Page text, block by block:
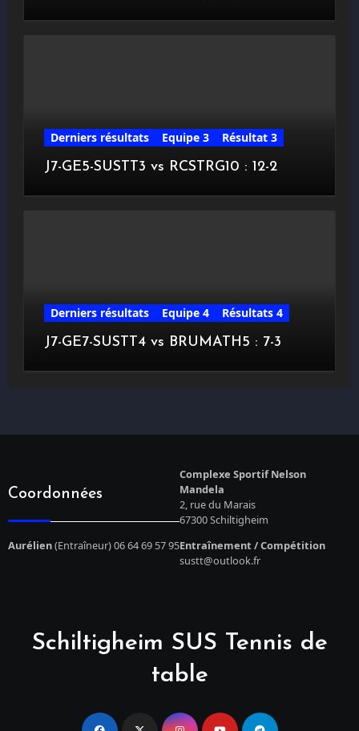
Derniers résultats Equipe 3
Résultat 3
J7-GE5-SUSTT3 vs RCSTRG10 : 12-2
Derniers résultats Equipe 4
Résultats 4
J7-GE7-SUSTT4 vs BRUMATH5 : 7-3
Coordonnées
Complexe Sportif Nelson
Mandela
2, rue du Marais
67300 Schiltigheim
Aurélien(Entraîneur) 06 64 69 57 95Entraînement / Compétition
sustt@outlook.fr
Schiltigheim SUS Tennis de
table